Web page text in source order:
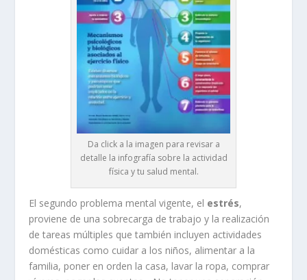
Da click a la imagen para revisar a
detalle la infografía sobre la actividad
física y tu salud mental.
El segundo problema mental vigente, el estrés,
proviene de una sobrecarga de trabajo y la realización
de tareas múltiples que también incluyen actividades
domésticas como cuidar a los niños, alimentar a la
familia, poner en orden la casa, lavar la ropa, comprar